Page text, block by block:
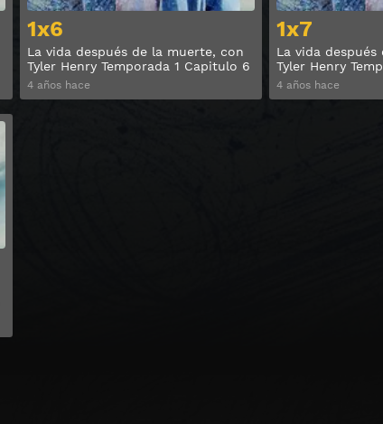
1x6
La vida después de la muerte, con
Tyler Henry Temporada 1 Capitulo 6
4 años hace
1x7
La vida
Tyler Henry
4 años hace